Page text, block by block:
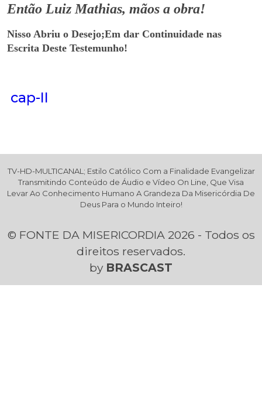
Então Luiz Mathias, mãos a obra!
Nisso Abriu o Desejo;Em dar Continuidade nas
Escrita Deste Testemunho!
cap-II
TV-HD-MULTICANAL; Estilo Católico Com a Finalidade Evangelizar
Transmitindo Conteúdo de Áudio e Vídeo On Line, Que Visa
Levar Ao Conhecimento Humano A Grandeza Da Misericórdia De
Deus Para o Mundo Inteiro!
© FONTE DA MISERICORDIA 2026 - Todos os
direitos reservados.
by BRASCAST